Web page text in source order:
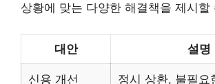
상황에 맞는 다양한 해결책을 제시할
대안 설명
신용 개선 정시 상환, 불필요